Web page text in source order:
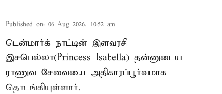
Published on: 06 Aug 2026, 10:52 am
டென்மார்க் நாட்டின் இளவரசி
இசபெல்லா(Princess Isabella) தன்னுடைய
ராணுவ சேவையை அதிகாரப்பூர்வமாக
தொடங்கியுள்ளார்.